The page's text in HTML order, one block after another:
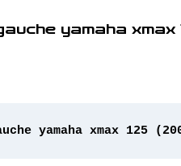
yamaha
yamaha xmax 125